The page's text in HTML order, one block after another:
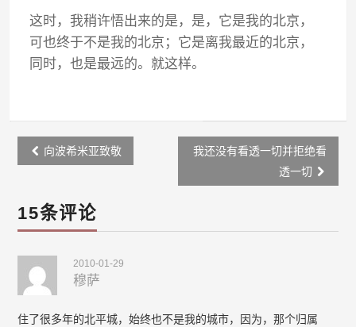
这时，我稍许悟出来的是，是，它是我的北京，
可也终于不是我的北京；它是离我最近的北京，
同时，也是最远的。就这样。
Post
navigation
向波希米亚致敬
我还没有看透一切并拒绝看
透一切
15条评论
2010-01-29
穆萨
住了很多年的北平城，始终也不是我的城市，因为，那个归属